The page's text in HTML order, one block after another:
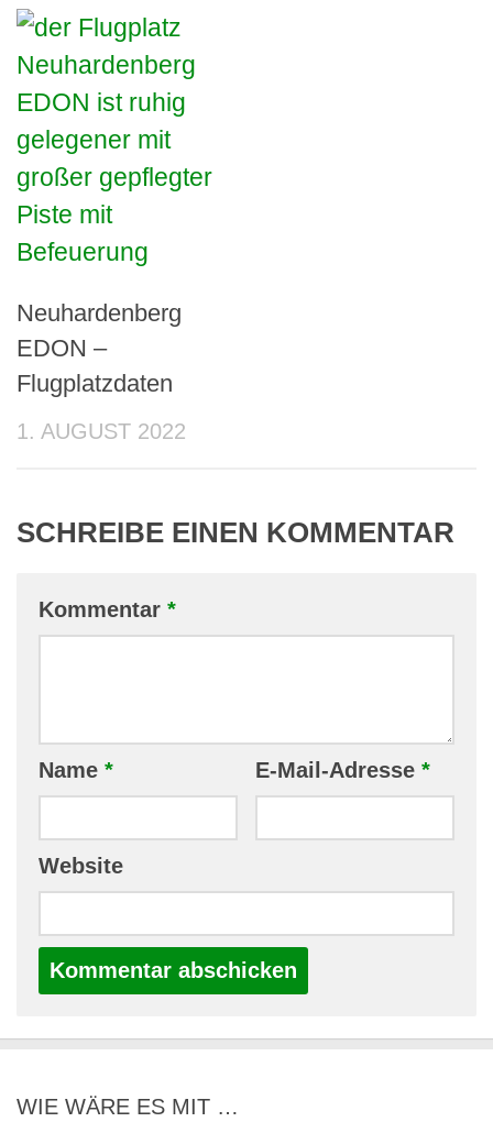
Neuhardenberg
EDON –
Flugplatzdaten
1. AUGUST 2022
SCHREIBE EINEN KOMMENTAR
Kommentar *
Name * E-Mail-Adresse *
Website
WIE WÄRE ES MIT …